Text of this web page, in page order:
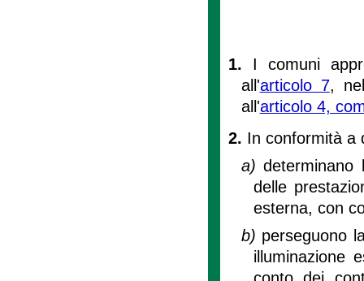
1. I comuni
all'articolo 7,
all'articolo 4,
2. In conformità a
a)determinano
delle
esterna, con
b) perseguono
illuminazione